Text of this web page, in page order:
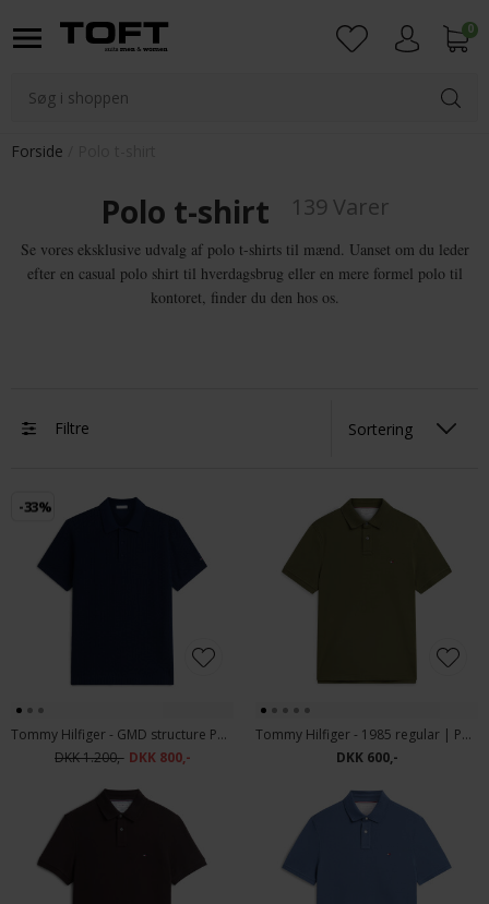
0
Forside
Polo t-shirt 139 Varer
Se vores eksklusive udvalg af polo t-shirts til mænd. Uanset om du leder
efter en casual polo shirt til hverdagsbrug eller en mere formel polo til
kontoret, finder du den hos os.
Filtre
-33%
Tommy Hilfiger - GMD structure Polo T-shirt carbon Navy
DKK 1.200,- DKK 800,-
Tommy Hilfiger - 1985 regular | Polo T-shirt Huntsman Green
DKK 600,-